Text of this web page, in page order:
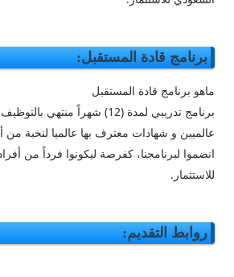
برنامج قادة المستقبل:
ماهو برنامج قادة المستقبل
برنامج تدريبي لمدة (12) شهراً
عالميين و شهادات معترف بها عالميا لنخبة من
انضموا لبرنامجنا، كفرصة ليكونوا فرداً من
للاستثمار.
روابط التقديم: